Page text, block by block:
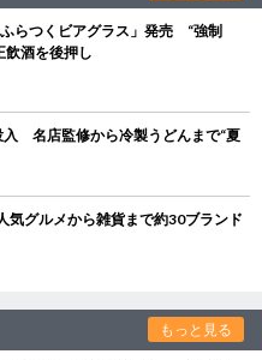
らつくビアグラス」発売 “強制
飲酒を後押し
入 名店監修から冷製うどんまで“夏
グルメから雑貨まで約30ブランド
もっと見る